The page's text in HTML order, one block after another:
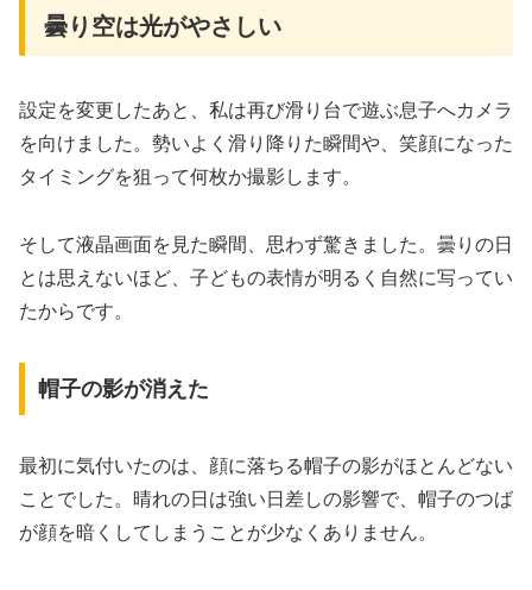
曇り空は光がやさしい
設定を変更したあと、私は再び滑り台で遊ぶ息子へカメラ
を向けました。勢いよく滑り降りた瞬間や、笑顔になった
タイミングを狙って何枚か撮影します。
そして液晶画面を見た瞬間、思わず驚きました。曇りの日
とは思えないほど、子どもの表情が明るく自然に写ってい
たからです。
帽子の影が消えた
最初に気付いたのは、顔に落ちる帽子の影がほとんどない
ことでした。晴れの日は強い日差しの影響で、帽子のつば
が顔を暗くしてしまうことが少なくありません。